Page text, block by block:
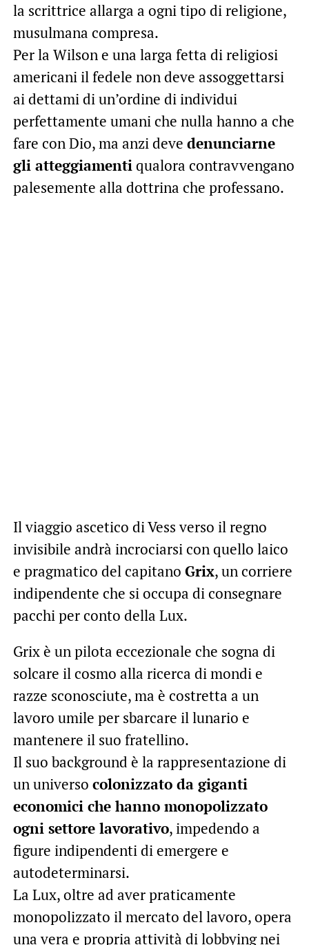
la scrittrice allarga a ogni tipo di religione,
musulmana compresa.
Per la Wilson e una larga fetta di religiosi
americani il fedele non deve assoggettarsi
ai dettami di un’ordine di individui
perfettamente umani che nulla hanno a che
fare con Dio, ma anzi deve denunciarne
gli atteggiamentiqualora contravvengano
palesemente alla dottrina che professano.
Il viaggio ascetico di Vess verso il regno
invisibile andrà incrociarsi con quello laico
e pragmatico del capitano Grix, un corriere
indipendente che si occupa di consegnare
pacchi per conto della Lux.
Grix è un pilota eccezionale che sogna di
solcare il cosmo alla ricerca di mondi e
razze sconosciute, ma è costretta a un
lavoro umile per sbarcare il lunario e
mantenere il suo fratellino.
Il suo background è la rappresentazione di
un universo colonizzato da giganti
economici che hanno monopolizzato
ogni settore lavorativo, impedendo a
figure indipendenti di emergere e
autodeterminarsi.
La Lux, oltre ad aver praticamente
monopolizzato il mercato del lavoro, opera
una vera e propria attività di lobbying nei